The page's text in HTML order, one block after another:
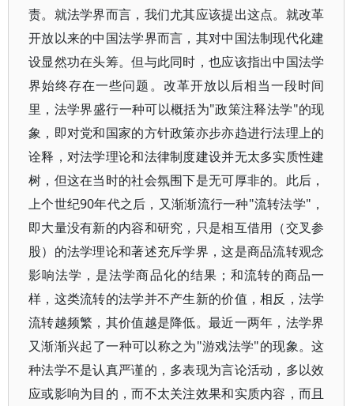
责。就法学界而言，我们尤其应该提出这点。就改革
开放以来的中国法学界而言，其对中国法制现代化建
设显然功在头筹。但与此同时，也应该指出中国法学
界始终存在一些问题。改革开放以后相当一段时间
里，法学界盛行一种可以概括为"政策注释法学"的现
象，即对党和国家的方针政策亦步亦趋进行法理上的
诠释，对法学理论和法律制度建设并无太多实质性建
树，但这在当时的社会氛围下是无可厚非的。此后，
上个世纪90年代之后，又渐渐流行一种"流转法学"，
即大量没有新的内容和研究，只是相互借用（交叉参
股）的法学理论和著述充斥学界，这是商品流转观念
影响法学，是法学商品化的结果；和流转的商品一
样，这类流转的法学并不产生新的价值，相反，法学
流转越频繁，其价值越是降低。最近一两年，法学界
又渐渐兴起了一种可以称之为"游戏法学"的现象。这
种法学不是认真严谨的，多表现为言论活动，多以效
应或影响为目的，而不太关注效果和实质内容，而且